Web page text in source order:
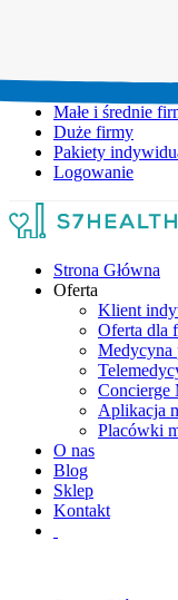
Małe i średnie
Duże firmy
Pakiety
Logowanie
Strona Główna
Oferta
Klient
Oferta dla
Medycyna
Concierge
Aplikacja
Placówki
O nas
Blog
Sklep
Kontakt